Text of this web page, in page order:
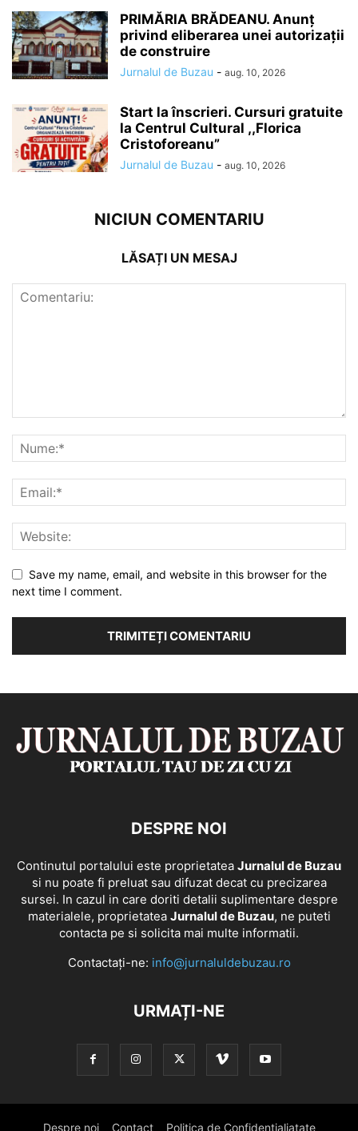
PRIMĂRIA BRĂDEANU. Anunț
privind eliberarea unei autorizații
de construire
Jurnalul de Buzau - aug. 10, 2026
Start la înscrieri. Cursuri gratuite
la Centrul Cultural ,,Florica
Cristoforeanu”
Jurnalul de Buzau - aug. 10, 2026
NICIUN COMENTARIU
LĂSAȚI UN MESAJ
Save my name, email, and website in this browser for the
next time I comment.
DESPRE NOI
Continutul portalului este proprietatea Jurnalul de Buzau
si nu poate fi preluat sau difuzat decat cu precizarea
sursei. In cazul in care doriti detalii suplimentare despre
materialele, proprietatea Jurnalul de Buzau, ne puteti
contacta pe si solicita mai multe informatii.
Contactați-ne: info@jurnaluldebuzau.ro
URMAȚI-NE
Despre noi Contact Politica de Confidentialiatate